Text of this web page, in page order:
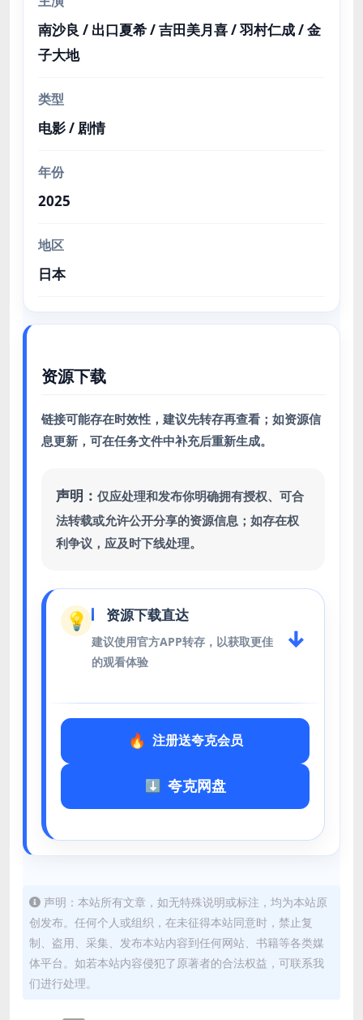
南沙良 / 出口夏希 / 吉田美月喜 / 羽村仁成 / 金
子大地
类型
电影 / 剧情
年份
2025
地区
日本
资源下载
链接可能存在时效性，建议先转存再查看；如资源信
息更新，可在任务文件中补充后重新生成。
声明： 仅应处理和发布你明确拥有授权、可合
法转载或允许公开分享的资源信息；如存在权
利争议，应及时下线处理。
💡 资源下载直达
建议使用官方APP转存，以获取更佳
的观看体验
↓
注册送夸克会员
夸克网盘
声明：本站所有文章，如无特殊说明或标注，均为本站原
创发布。任何个人或组织，在未征得本站同意时，禁止复
制、盗用、采集、发布本站内容到任何网站、书籍等各类媒
体平台。如若本站内容侵犯了原著者的合法权益，可联系我
们进行处理。